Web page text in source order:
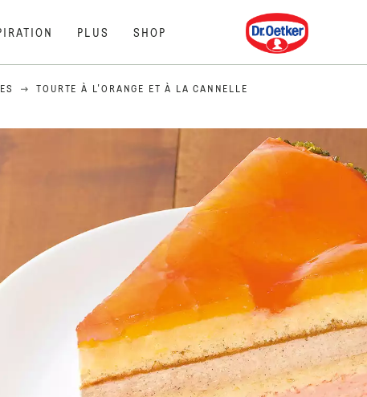
PLUS SHOP
Dr. Oetker
TOURTE À L'ORANGE ET À LA CANNELLE